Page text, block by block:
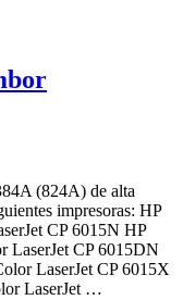
(824A) de alta
impresoras: HP
CP 6015N HP
LaserJet CP 6015DN
LaserJet CP 6015X
LaserJet …